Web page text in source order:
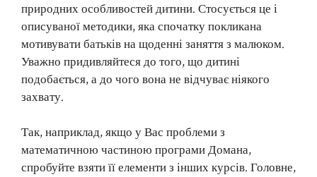
природних особливостей дитини. Стосується це і
описуваної методики, яка спочатку покликана
мотивувати батьків на щоденні заняття з малюком.
Уважно придивляйтеся до того, що дитині
подобається, а до чого вона не відчуває ніякого
захвату.
Так, наприклад, якщо у Вас проблеми з
математичною частиною програми Домана,
спробуйте взяти її елементи з інших курсів. Головне,